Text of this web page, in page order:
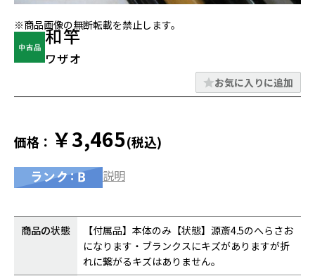
※商品画像の無断転載を禁止します。
和竿
ワザオ
お気に入りに追加
価格： ￥3,465(税込)
説明
商品の状態
【付属品】本体のみ【状態】源斎4.5のへらさお
になります・ブランクスにキズがありますが折
れに繋がるキズはありません。